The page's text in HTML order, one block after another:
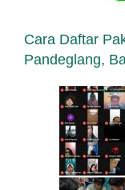
Cara Daftar
Pandeglang,